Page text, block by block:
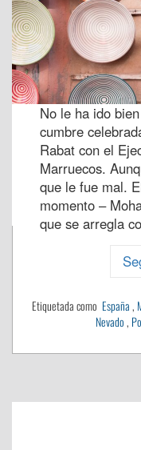
No le ha ido
cumbre
Rabat con el
Marruecos.
que le fue mal.
momento –
que se arregla
Etiquetada como España,
Nevado,